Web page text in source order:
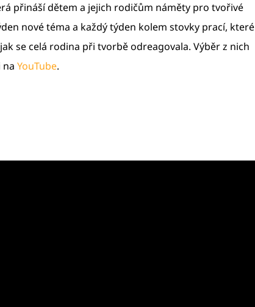
přináší dětem a jejich rodičům náměty pro tvořivé
nové téma a každý týden kolem stovky prací, které
se celá rodina při tvorbě odreagovala. Výběr z nich
na YouTube.